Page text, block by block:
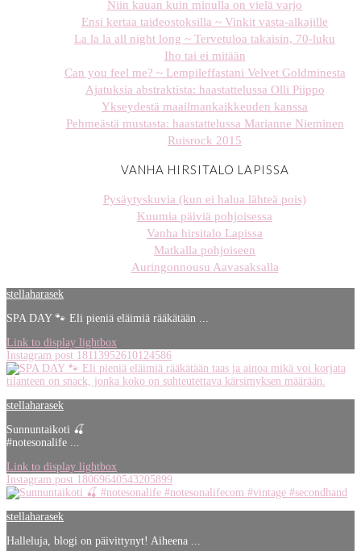
Niin kauan kuin minulla on vielä varjo
Ensi kertaa taideostoksilla ~ Vinkit vasta-alkajille
La la la all night long ~ Tervetuloa takaisin, 70-luku
Iho tai ei mitään
Can you feel me? ~ Lempileffastani Velvet Goldminesta
Ajatuksia abstraktista: haastattelussa Olli Piippo
Ykseydestä maailmankaikkeuden kanssa
Pehmeästä mustasta: haastattelussa Marianne Nieminen
Ruisrock 2015
VANHA HIRSITALO LAPISSA
Pysäytyskuvia (kun ei halua lähteä pois)
Kuumia päiviä pohjoisessa
Vanha hirsitalo Lapissa
Matkalla pohjoiseen
Auringonnousu Aavasaksalla
stellaharasek
SPA DAY 🐾 Eli pieniä eläimiä rääkätään ...
Link to display lightbox
Instagram post 18113952610124586
stellaharasek
Sunnuntaikoti 🍒
#notesonalife ...
Link to display lightbox
Instagram post 18069640543205899
stellaharasek
Halleluja, blogi on päivittynyt! Aiheena ...